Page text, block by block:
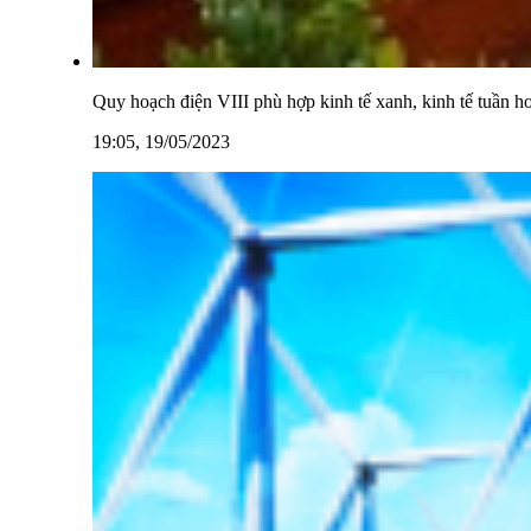
Quy hoạch điện VIII phù hợp kinh tế xanh, kinh tế tuần
19:05, 19/05/2023